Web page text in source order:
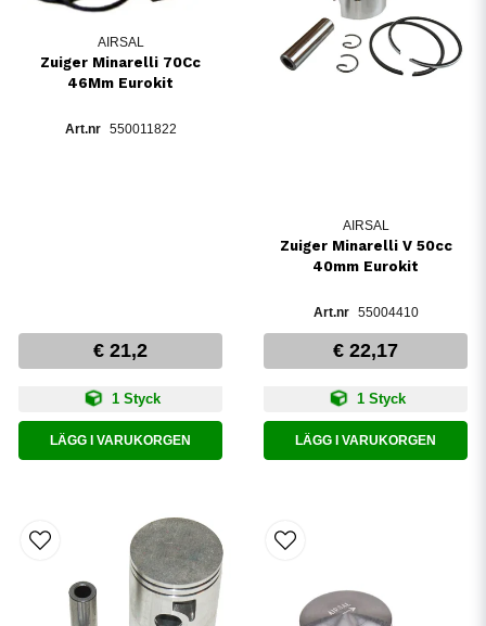
AIRSAL
Zuiger Minarelli 70Cc
46Mm Eurokit
550011822
€ 21,2
1 Styck
LÄGG I VARUKORGEN
AIRSAL
Zuiger Minarelli V 50cc
40mm Eurokit
55004410
€ 22,17
1 Styck
LÄGG I VARUKORGEN